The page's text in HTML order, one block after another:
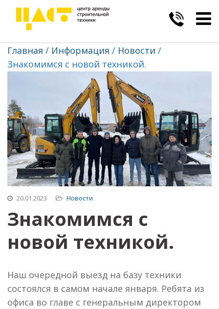
Главная Информация
Новости
Знакомимся с новой техникой.
20.01.2023 Новости
Знакомимся с
новой техникой.
Наш очередной выезд на базу техники
состоялся в самом начале января. Ребята из
офиса во главе с генеральным директором